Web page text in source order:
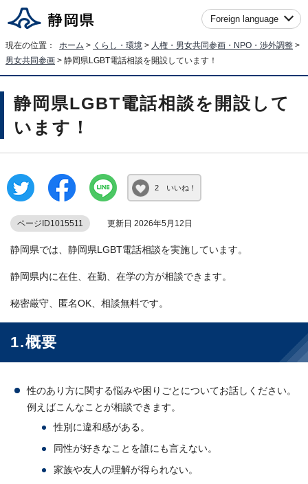
Foreign language
現在の位置： ホーム > くらし・環境 > 人権・男女共同参画・NPO・渉外調整 >
男女共同参画 > 静岡県LGBT電話相談を開設しています！
静岡県LGBT電話相談を開設して
います！
2 いいね！
ページID1015511 更新日 2026年5月12日
静岡県では、静岡県LGBT電話相談を実施しています。
静岡県内に在住、在勤、在学の方が相談できます。
秘密厳守、匿名OK、相談無料です。
1.概要
性のあり方に関する悩みや困りごとについてお話しください。
例えばこんなことが相談できます。
性別に違和感がある。
同性が好きなことを誰にも言えない。
家族や友人の理解が得られない。